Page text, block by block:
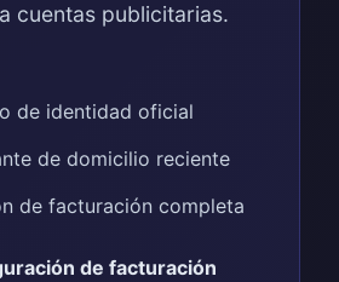
cuentas publicitarias.
de identidad oficial
de domicilio reciente
de facturación completa
de facturación